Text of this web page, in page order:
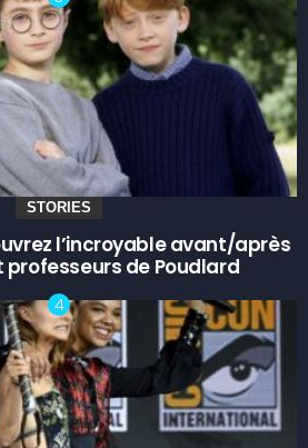
STORIES
l’incroyable avant/après
professeurs de Poudlard